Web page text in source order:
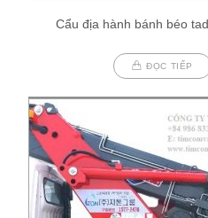
Cẩu địa hành bánh béo
ĐỌC TIẾP